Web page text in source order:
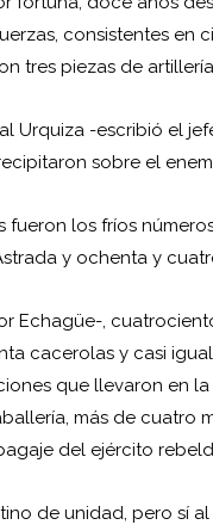
consistentes en
tres piezas de
Urquiza -escribió el
sobre el
los fríos
y ochenta y
Echagüe-,
cacerolas y casi
que llevaron en
más de cuatro
del ejército
de unidad, pero sí